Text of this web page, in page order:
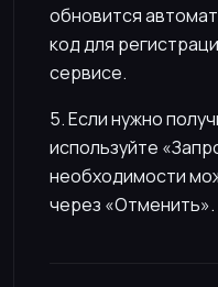
обновится
код для
сервисе.
5. Если нужно
используйте
необходимости
через «Отменить».